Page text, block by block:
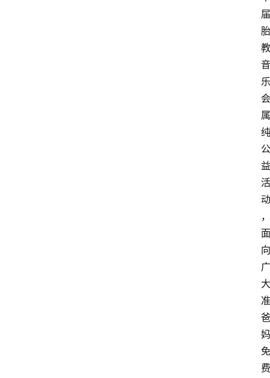
届
胎
教
音
乐
会
属
纯
公
益
活
动
，
面
向
广
大
准
爸
妈
免
费